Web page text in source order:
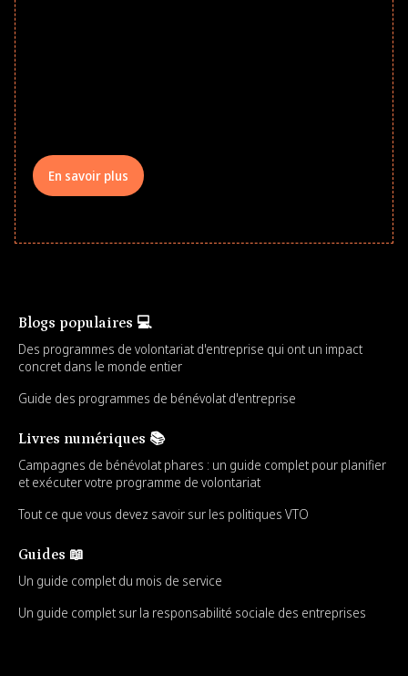
En savoir plus
Blogs populaires 💻
Des programmes de volontariat d'entreprise qui ont un impact
concret dans le monde entier
Guide des programmes de bénévolat d'entreprise
Livres numériques 📚
Campagnes de bénévolat phares : un guide complet pour planifier
et exécuter votre programme de volontariat
Tout ce que vous devez savoir sur les politiques VTO
Guides 📖
Un guide complet du mois de service
Un guide complet sur la responsabilité sociale des entreprises